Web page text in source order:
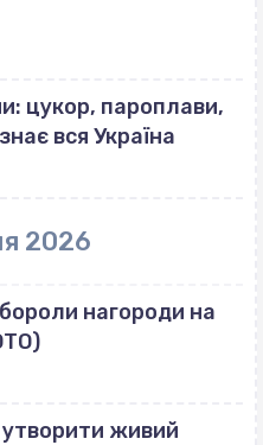
цукор, пароплави,
вся Україна
2026
нагороди на
живий